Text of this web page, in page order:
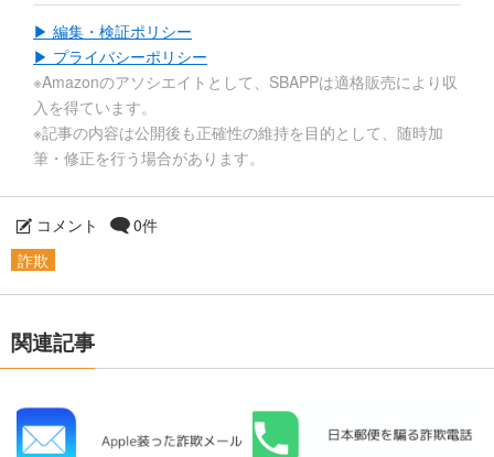
▶ 編集・検証ポリシー
▶ プライバシーポリシー
※Amazonのアソシエイトとして、SBAPPは適格販売により収
入を得ています。
※記事の内容は公開後も正確性の維持を目的として、随時加
筆・修正を行う場合があります。
コメント
0件
詐欺
関連記事